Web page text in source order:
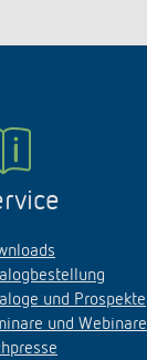
und Prospekte
und Webinare